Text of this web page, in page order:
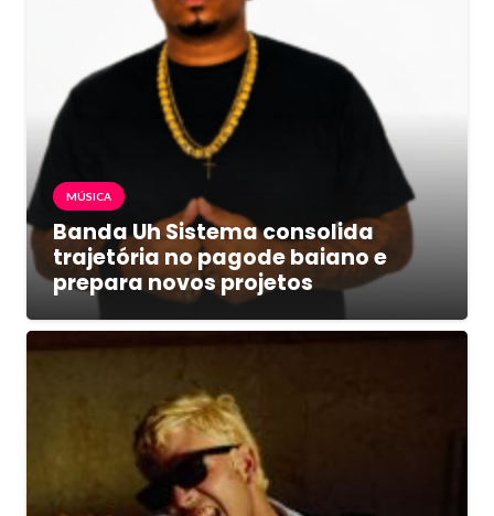
MÚSICA
Banda Uh Sistema consolida
trajetória no pagode baiano e
prepara novos projetos